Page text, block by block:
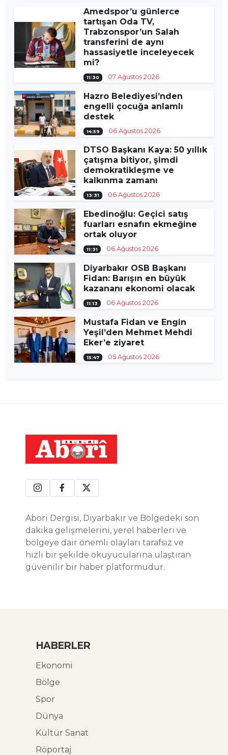
Amedspor’u günlerce
tartışan Oda TV,
Trabzonspor’un Salah
transferini de aynı
hassasiyetle inceleyecek
mi?
11:30 07 Ağustos 2026
Hazro Belediyesi’nden
engelli çocuğa anlamlı
destek
14:59 06 Ağustos 2026
DTSO Başkanı Kaya: 50 yıllık
çatışma bitiyor, şimdi
demokratikleşme ve
kalkınma zamanı
13:31 06 Ağustos 2026
Ebedinoğlu: Geçici satış
fuarları esnafın ekmeğine
ortak oluyor
11:31 06 Ağustos 2026
Diyarbakır OSB Başkanı
Fidan: Barışın en büyük
kazananı ekonomi olacak
11:13 06 Ağustos 2026
Mustafa Fidan ve Engin
Yeşil’den Mehmet Mehdi
Eker’e ziyaret
15:47 05 Ağustos 2026
Abori Dergisi, Diyarbakır ve Bölgedeki son
dakika gelişmelerini, yerel haberleri ve
bölgeye dair önemli olayları tarafsız ve
hızlı bir şekilde okuyucularına ulaştıran
güvenilir bir haber platformudur.
HABERLER
Ekonomi
Bölge
Spor
Dünya
Kültür Sanat
Röportaj